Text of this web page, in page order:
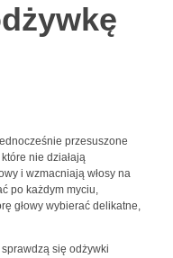
przesuszone
nie działają
i wzmacniają włosy na
po każdym myciu,
głowy wybierać delikatne,
się odżywki